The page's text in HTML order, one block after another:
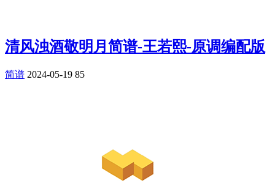
清风浊酒敬明月简谱-王若熙-原调编配版
简谱 2024-05-19 85